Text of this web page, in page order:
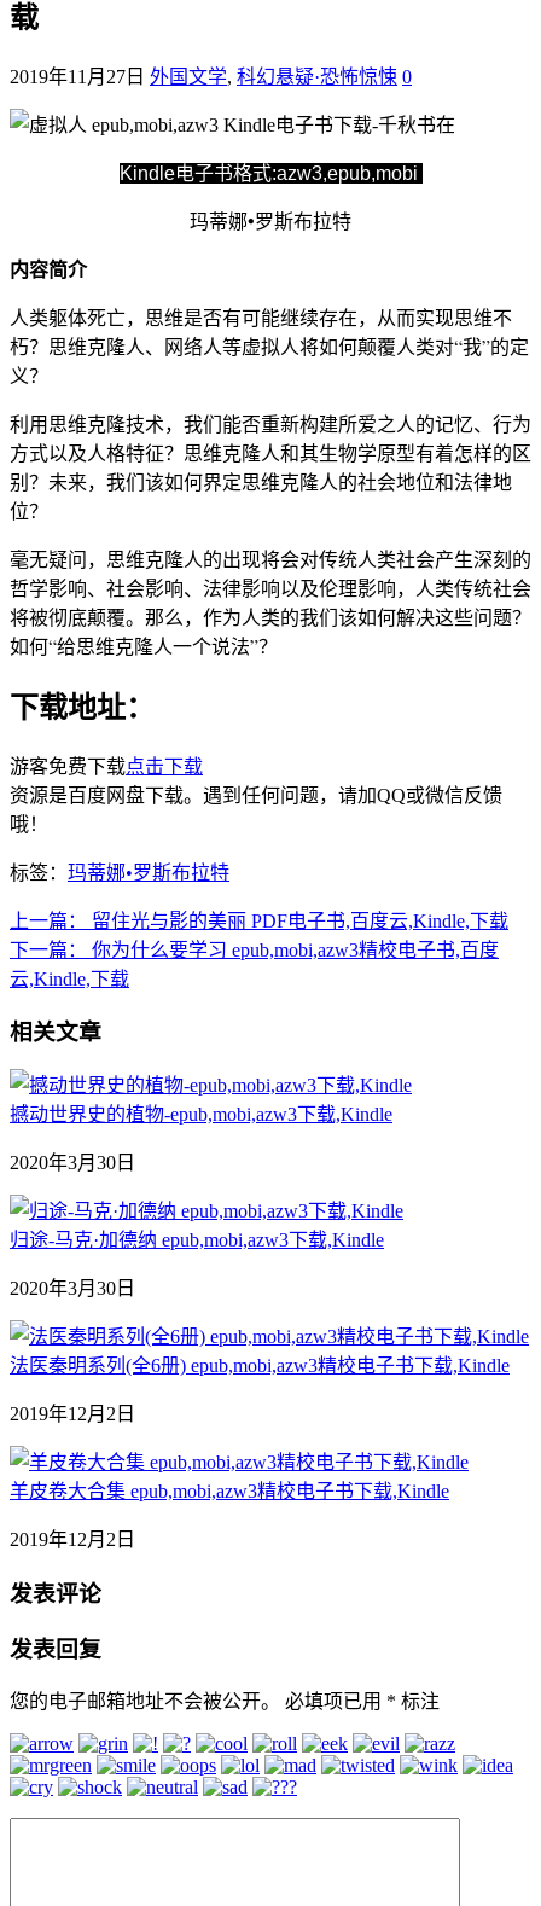
载
2019年11月27日 外国文学, 科幻悬疑·恐怖惊悚 0
Kindle电子书格式:azw3,epub,mobi
玛蒂娜•罗斯布拉特
内容简介
人类躯体死亡，思维是否有可能继续存在，从而实现思维不
朽？思维克隆人、网络人等虚拟人将如何颠覆人类对“我”的定
义？
利用思维克隆技术，我们能否重新构建所爱之人的记忆、行为
方式以及人格特征？思维克隆人和其生物学原型有着怎样的区
别？未来，我们该如何界定思维克隆人的社会地位和法律地
位？
毫无疑问，思维克隆人的出现将会对传统人类社会产生深刻的
哲学影响、社会影响、法律影响以及伦理影响，人类传统社会
将被彻底颠覆。那么，作为人类的我们该如何解决这些问题？
如何“给思维克隆人一个说法”？
下载地址：
游客免费下载点击下载
资源是百度网盘下载。遇到任何问题，请加QQ或微信反馈
哦！
标签： 玛蒂娜•罗斯布拉特
上一篇：
留住光与影的美丽 PDF电子书,百度云,Kindle,下载
下一篇：
你为什么要学习 epub,mobi,azw3精校电子书,百度
云,Kindle,下载
相关文章
撼动世界史的植物-epub,mobi,azw3下载,Kindle
2020年3月30日
归途-马克·加德纳 epub,mobi,azw3下载,Kindle
2020年3月30日
法医秦明系列(全6册) epub,mobi,azw3精校电子书下载,Kindle
2019年12月2日
羊皮卷大合集 epub,mobi,azw3精校电子书下载,Kindle
2019年12月2日
发表评论
发表回复
您的电子邮箱地址不会被公开。 必填项已用 * 标注